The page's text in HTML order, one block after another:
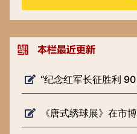
“纪念红军长征胜利 90
《唐式绣球展》在市